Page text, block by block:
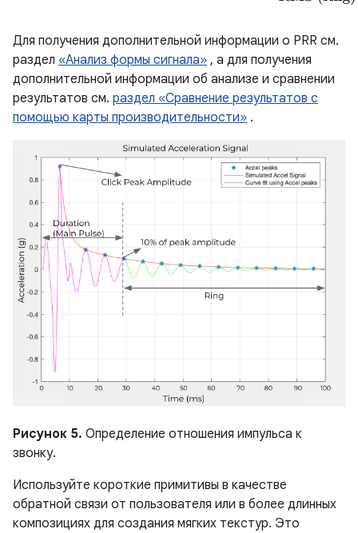
Для получения дополнительной информации о PRR см.
раздел «Анализ формы сигнала» , а для получения
дополнительной информации об анализе и сравнении
результатов см. раздел «Сравнение результатов с
помощью карты производительности» .
Рисунок 5. Определение отношения импульса к
звонку.
Используйте короткие примитивы в качестве
обратной связи от пользователя или в более длинных
композициях для создания мягких текстур. Это